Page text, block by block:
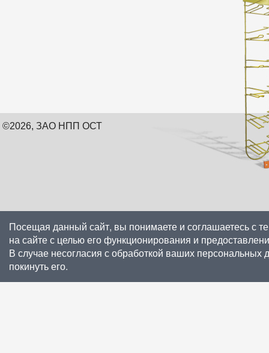
©2026, ЗАО НПП ОСТ
Посещая данный сайт, вы понимаете и соглашаетесь с
на сайте с целью его функционирования и
В случае несогласия с обработкой ваших
покинуть его.